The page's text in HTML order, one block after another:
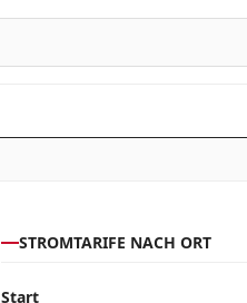
STROMTARIFE NACH ORT
Start